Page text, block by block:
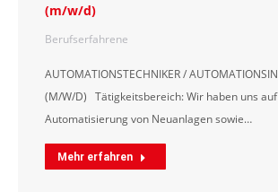
(m/w/d)
Berufserfahrene
AUTOMATIONSTECHNIKER /
(M/W/D) Tätigkeitsbereich: Wir haben uns
Automatisierung von Neuanlagen sowie…
Mehr erfahren